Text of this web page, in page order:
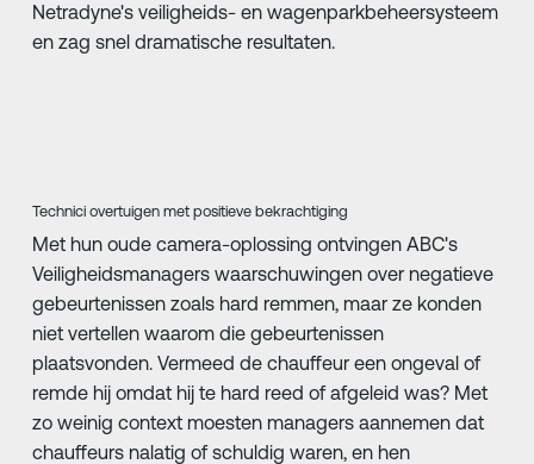
Netradyne's veiligheids- en wagenparkbeheersysteem
en zag snel dramatische resultaten.
Technici overtuigen met positieve bekrachtiging
Met hun oude camera-oplossing ontvingen ABC's
Veiligheidsmanagers waarschuwingen over negatieve
gebeurtenissen zoals hard remmen, maar ze konden
niet vertellen waarom die gebeurtenissen
plaatsvonden. Vermeed de chauffeur een ongeval of
remde hij omdat hij te hard reed of afgeleid was? Met
zo weinig context moesten managers aannemen dat
chauffeurs nalatig of schuldig waren, en hen